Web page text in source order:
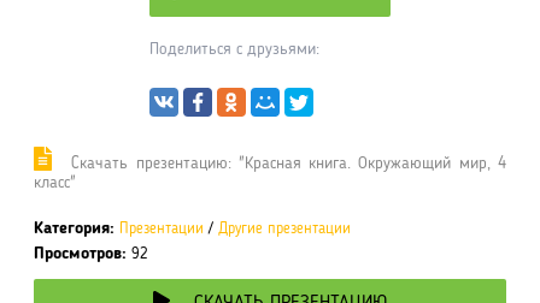
Поделиться с друзьями:
Cкачать презентацию: "Красная книга. Окружающий мир, 4
класс"
Категория: Презентации / Другие презентации
Просмотров: 92